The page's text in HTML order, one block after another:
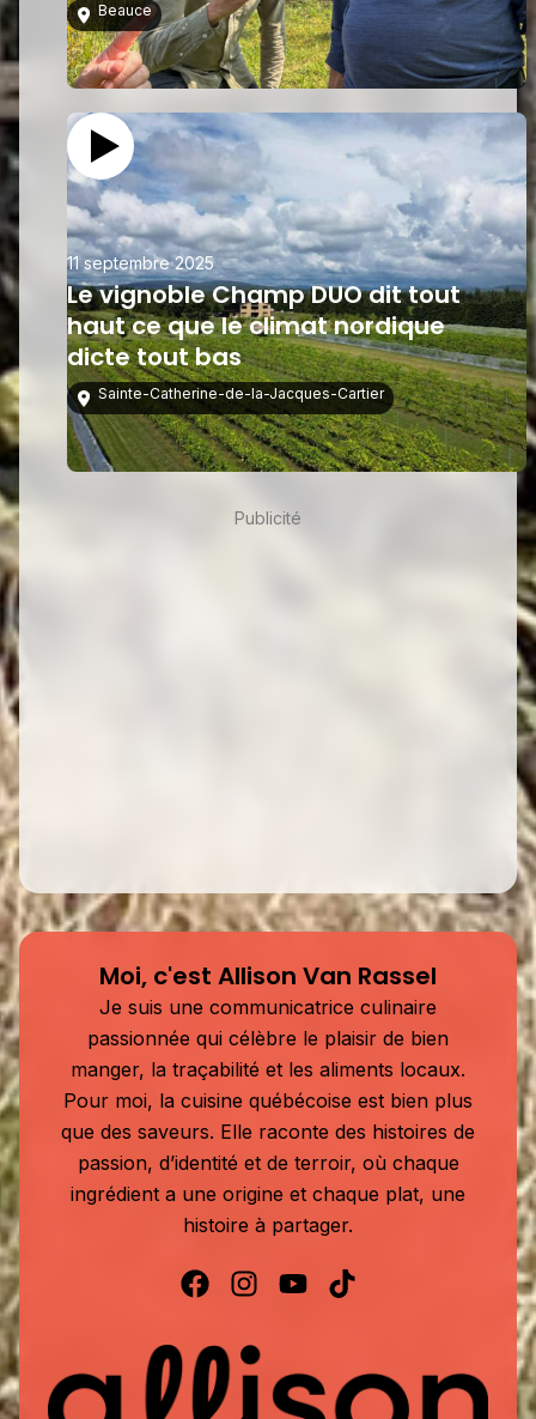
Beauce
11 septembre 2025
Le vignoble Champ DUO dit tout
haut ce que le climat nordique
dicte tout bas
Sainte-Catherine-de-la-Jacques-Cartier
1 2 3 Suivant
Publicité
Moi, c'est Allison Van Rassel
Je suis une communicatrice culinaire
passionnée qui célèbre le plaisir de bien
manger, la traçabilité et les aliments locaux.
Pour moi, la cuisine québécoise est bien plus
que des saveurs. Elle raconte des histoires de
passion, d’identité et de terroir, où chaque
ingrédient a une origine et chaque plat, une
histoire à partager.